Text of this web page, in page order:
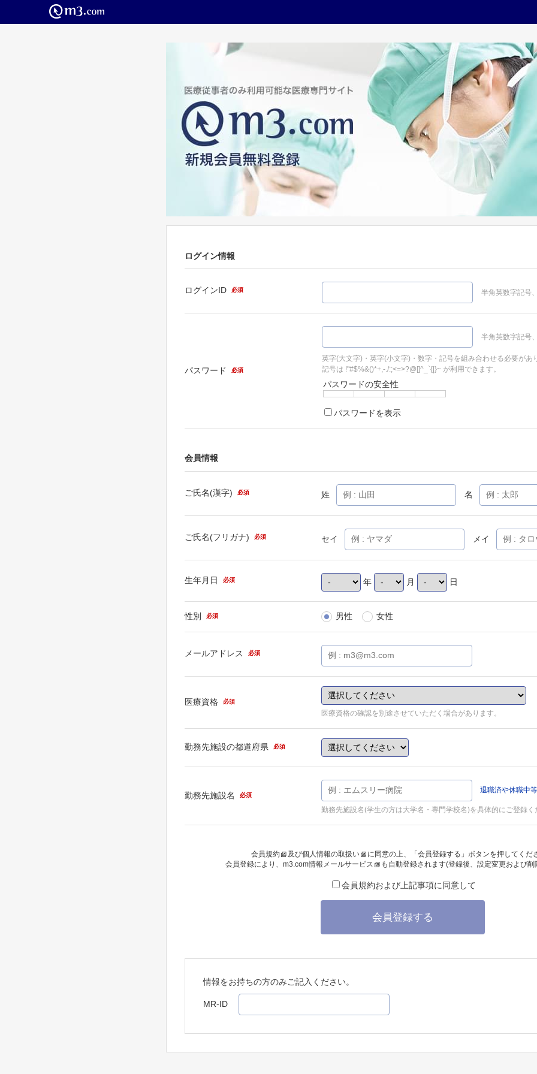
ログイン情報
ログインID 必須 半角英数字記号
パスワード 必須
半角英数字記号
英字(大文字)・英字(小文字)・数字・記号を組み合わせる必要があ
記号は !"#$%&()*+,-./:;<=>?@[]^_`{|}~ が利用できます。
パスワードの安全性
パスワードを表示
会員情報
ご氏名(漢字) 必須 姓 名
ご氏名(フリガナ) 必須 セイ メイ
生年月日 必須 年 月 日
性別 必須 男性 女性
メールアドレス 必須
医療資格 必須
医療資格の確認を別途させていただく場合があります。
勤務先施設の都道府県 必須
勤務先施設名 必須
退職済や休職中
勤務先施設名(学生の方は大学名・専門学校名)を具体的にご登録く
会員規約 及び個人情報の取扱い
に同意の上、「会員登録する」ボタンを押してくだ
会員登録により、 m3.com情報メールサービス も自動登録されます(登録後、設定変更および
会員規約および上記事項に同意して
会員登録する
情報をお持ちの方のみご記入ください。
MR-ID